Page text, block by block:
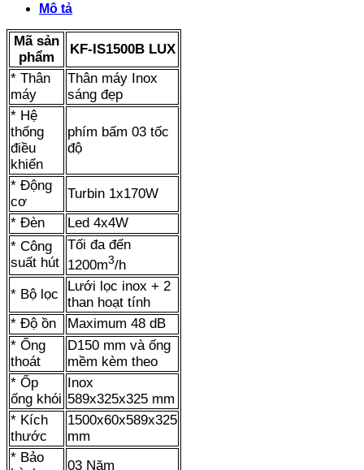
toa
KF-
IS1500B
LUX
số
lượng
Mô tả
Mã sản
phẩm
KF-IS1500B LUX
* Thân
máy
Thân máy Inox
sáng đẹp
* Hệ
thống
điều
khiển
phím bấm 03 tốc
độ
* Động
cơ
Turbin 1x170W
* Đèn
Led 4x4W
* Công
suất hút
Tối đa đến
1200m3/h
* Bộ lọc
Lưới lọc inox + 2
than hoạt tính
* Độ ồn
Maximum 48 dB
* Ống
thoát
D150 mm và ống
mềm kèm theo
* Ốp
ống khói
Inox
589x325x325 mm
* Kích
thước
1500x60x589x325
mm
* Bảo
03 Năm